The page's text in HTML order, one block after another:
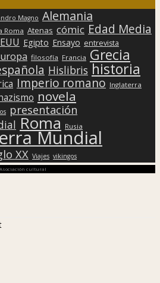
Magno Alemania
Roma Atenas cómic Edad Media
Egipto Ensayo entrevista
filosofía Francia Grecia
Hislibris historia
Imperio romano Inglaterra
novela
presentación
Roma Rusia
Mundial
XX Viajes vikingos
cultural